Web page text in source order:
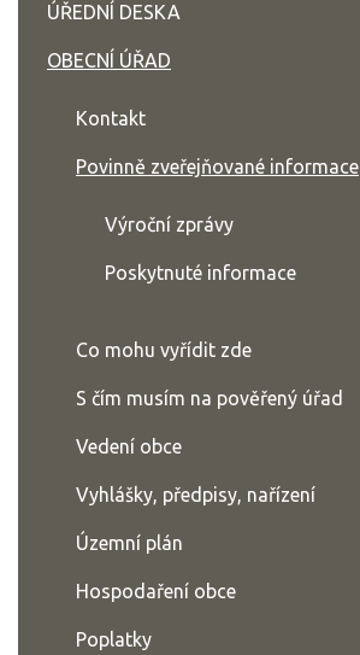
ÚŘEDNÍ DESKA
OBECNÍ ÚŘAD
Kontakt
Povinně zveřejňované informace
Výroční zprávy
Poskytnuté informace
Co mohu vyřídit zde
S čím musím na pověřený úřad
Vedení obce
Vyhlášky, předpisy, nařízení
Územní plán
Hospodaření obce
Poplatky